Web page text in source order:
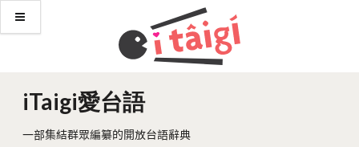
iTaigi愛台語
一部集結群眾編纂的開放台語辭典